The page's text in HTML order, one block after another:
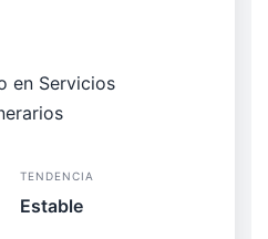
TENDENCIA
Estable